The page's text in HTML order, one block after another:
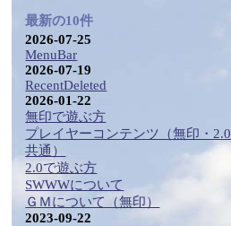
最新の10件
2026-07-25
MenuBar
2026-07-19
RecentDeleted
2026-01-22
無印で遊ぶ方
プレイヤーコンテンツ（無印・2.0
共通）
2.0で遊ぶ方
SWWWについて
ＧＭについて（無印）
2023-09-22